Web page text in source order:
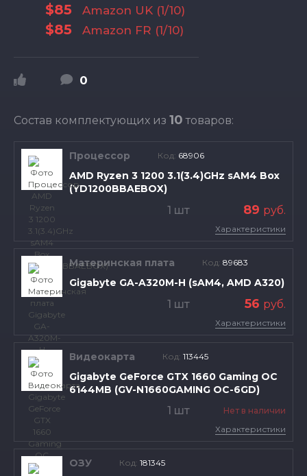
$85 Amazon UK (1/10)
$85 Amazon FR (1/10)
0
Состав комплектующих из 10 товаров:
Процессор Код: 68906
AMD Ryzen 3 1200 3.1(3.4)GHz sAM4 Box
(YD1200BBAEBOX)
1 шт 89 руб.
Характеристики
Материнская плата Код: 89683
Gigabyte GA-A320M-H (sAM4, AMD A320)
1 шт 56 руб.
Характеристики
Видеокарта Код: 113445
Gigabyte GeForce GTX 1660 Gaming OC
6144MB (GV-N1660GAMING OC-6GD)
1 шт
Нет в наличии
Характеристики
ОЗУ Код: 181345